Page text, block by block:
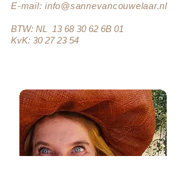
E-mail: info@sannevancouwelaar.nl
BTW: NL 13 68 30 62 6B 01
KvK: 30 27 23 54